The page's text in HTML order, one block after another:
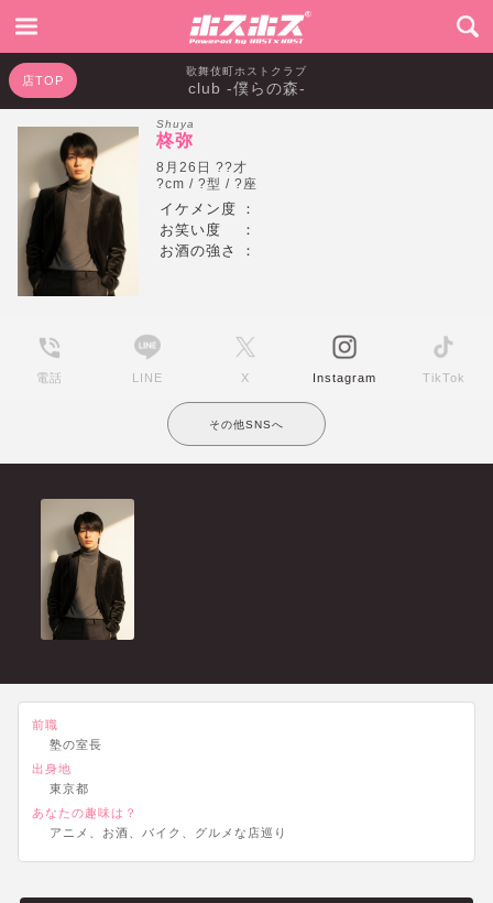
歌舞伎町ホストクラブ
club -僕らの森-
店TOP
Shuya
柊弥
8月26日 ??才
?cm / ?型 / ?座
イケメン度
：
お笑い度
：
お酒の強さ
：
電話 LINE X Instagram TikTok
その他SNSへ
前職
塾の室長
出身地
東京都
あなたの趣味は？
アニメ、お酒、バイク、グルメな店巡り